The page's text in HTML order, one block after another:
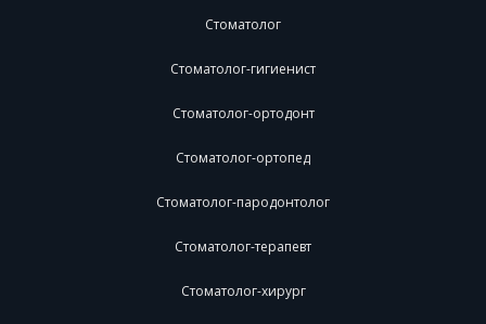
Стоматолог
Стоматолог-гигиенист
Стоматолог-ортодонт
Стоматолог-ортопед
Стоматолог-пародонтолог
Стоматолог-терапевт
Стоматолог-хирург